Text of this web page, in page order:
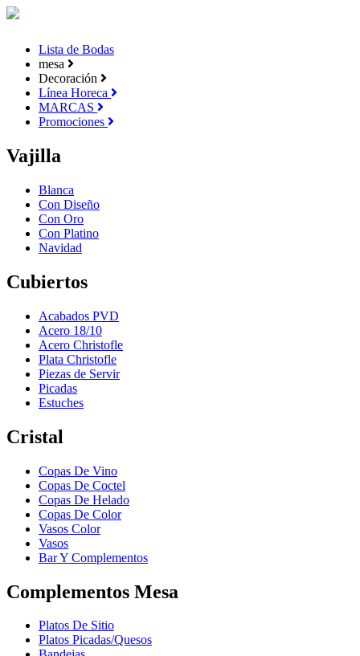
Lista de Bodas
mesa
Decoración
Línea Horeca
MARCAS
Promociones
Vajilla
Blanca
Con Diseño
Con Oro
Con Platino
Navidad
Cubiertos
Acabados PVD
Acero 18/10
Acero Christofle
Plata Christofle
Piezas de Servir
Picadas
Estuches
Cristal
Copas De Vino
Copas De Coctel
Copas De Helado
Copas De Color
Vasos Color
Vasos
Bar Y Complementos
Complementos Mesa
Platos De Sitio
Platos Picadas/Quesos